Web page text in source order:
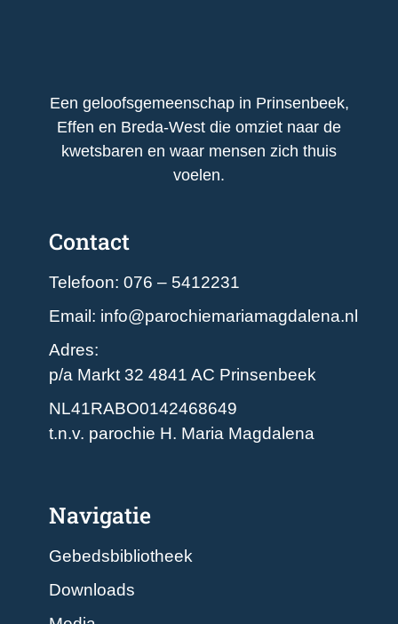
Een geloofsgemeenschap in Prinsenbeek,
Effen en Breda-West die omziet naar de
kwetsbaren en waar mensen zich thuis
voelen.
Contact
Telefoon: 076 – 5412231
Email: info@parochiemariamagdalena.nl
Adres:
p/a Markt 32 4841 AC Prinsenbeek
NL41RABO0142468649
t.n.v. parochie H. Maria Magdalena
Navigatie
Gebedsbibliotheek
Downloads